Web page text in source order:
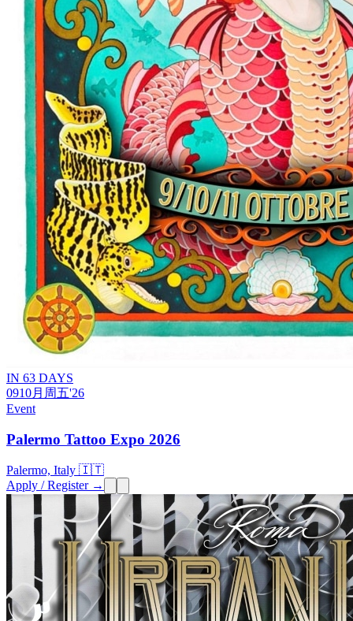
IN 63 DAYS
0910月 周五'26
Event
Palermo Tattoo Expo 2026
Palermo, Italy 🇮🇹
Apply / Register →